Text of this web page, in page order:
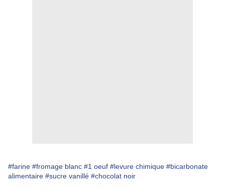
#farine #fromage blanc #1 oeuf #levure chimique #bicarbonate
alimentaire #sucre vanillé #chocolat noir